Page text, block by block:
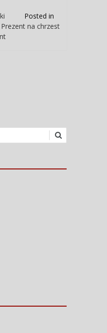
Posted in
Prezent na chrzest